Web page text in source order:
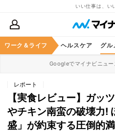
いい仕事は、い
ワーク＆ライフ
マネー 暮らし ヘルスケア グル
Googleでマイナビニュ
レポート
【実食レビュー】ガッ
やチキン南蛮の破壊力!
盛」が約束する圧倒的